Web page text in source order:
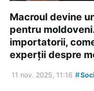
Macroul devine
pentru
importatorii,
experții despre
11 nov. 2025, 11:16 #